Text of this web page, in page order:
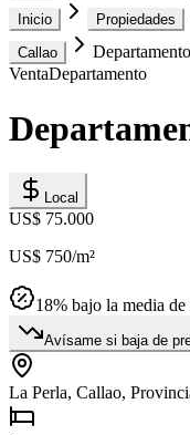
Inicio Propiedades
Callao
VentaDepartamento
Local
US$ 75.000
US$ 750/m²
18% bajo la media de
Avísame si baja de
La Perla, Callao,